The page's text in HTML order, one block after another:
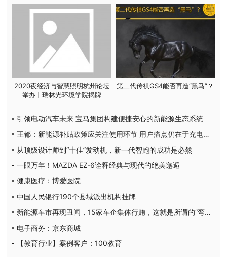
2020夜经济与智慧照明杭州论坛
举办丨瑞林光环境学院揭牌
第二代传祺GS4能否再造“黑马”？
引领电动汽车未来 宝马集团构建便捷安心的新能源生态系统
王都：新能源补贴政策应关注使用环节 用户痛点仍在于充电体验
从顶级设计师到“十佳”发动机，新一代智跑的成功是必然
一眼万年！MAZDA EZ-6诠释经典与现代的绝美邂逅
健康医疗：博爱医院
中国人民银行190个县域派出机构挂牌
新能源车市再现丑闻，15家车企集体行贿，这就是所谓的“弯道超车”？
电子商务：京东商城
【教育行业】案例客户：100教育